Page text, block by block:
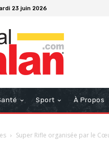
23 juin 2026
Sport À Propos
Super Rifle organisée par le